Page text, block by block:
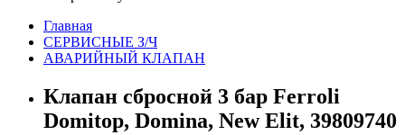
Главная
СЕРВИСНЫЕ З/Ч
АВАРИЙНЫЙ КЛАПАН
Клапан сбросной 3 бар Ferroli
Domitop, Domina, New Elit, 39809740